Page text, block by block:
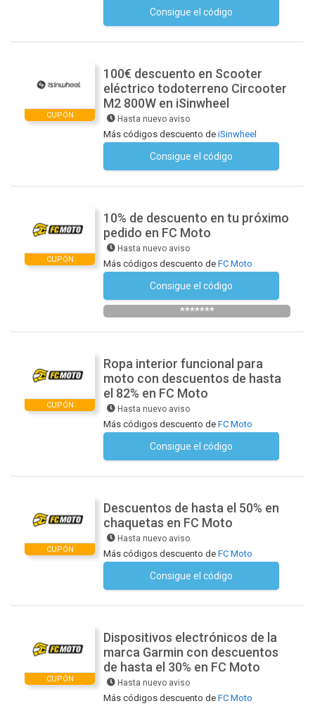
Consigue el código
CUPÓN
100€ descuento en Scooter
eléctrico todoterreno Circooter
M2 800W en iSinwheel
Hasta nuevo aviso
Más códigos descuento de iSinwheel
Consigue el código
CUPÓN
10% de descuento en tu próximo
pedido en FC Moto
Hasta nuevo aviso
Más códigos descuento de FC Moto
Consigue el código
*******
CUPÓN
Ropa interior funcional para
moto con descuentos de hasta
el 82% en FC Moto
Hasta nuevo aviso
Más códigos descuento de FC Moto
Consigue el código
CUPÓN
Descuentos de hasta el 50% en
chaquetas en FC Moto
Hasta nuevo aviso
Más códigos descuento de FC Moto
Consigue el código
CUPÓN
Dispositivos electrónicos de la
marca Garmin con descuentos
de hasta el 30% en FC Moto
Hasta nuevo aviso
Más códigos descuento de FC Moto